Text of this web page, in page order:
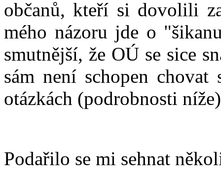
občanů, kteří si dovolili
mého názoru jde o
smutnější, že OÚ se sice
sám není schopen
otázkách (podrobnosti
Podařilo se mi sehnat